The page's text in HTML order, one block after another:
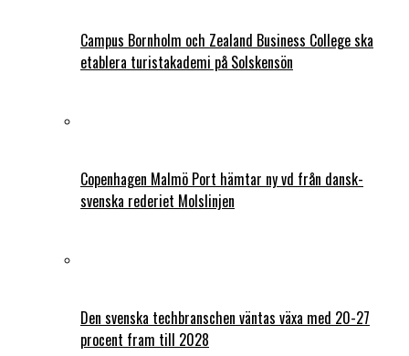
Campus Bornholm och Zealand Business College ska
etablera turistakademi på Solskensön
Copenhagen Malmö Port hämtar ny vd från dansk-
svenska rederiet Molslinjen
Den svenska techbranschen väntas växa med 20-27
procent fram till 2028